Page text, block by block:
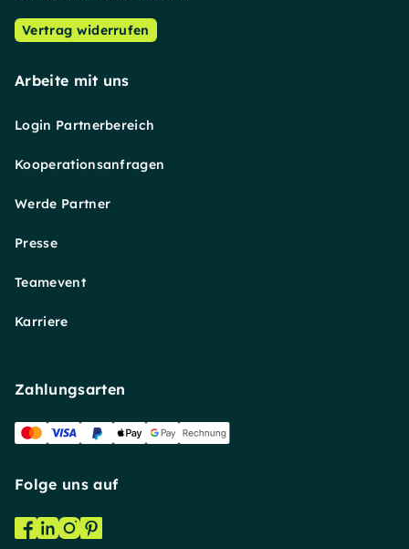
Vertrag widerrufen
Arbeite mit uns
Login Partnerbereich
Kooperationsanfragen
Werde Partner
Presse
Teamevent
Karriere
Zahlungsarten
Folge uns auf